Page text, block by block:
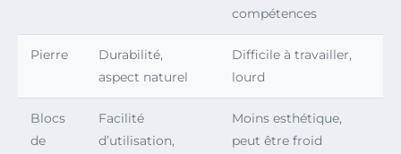
compétences
Pierre
Durabilité,
aspect naturel
Difficile à travailler,
lourd
Blocs
de
Facilité
d’utilisation,
Moins esthétique,
peut être froid